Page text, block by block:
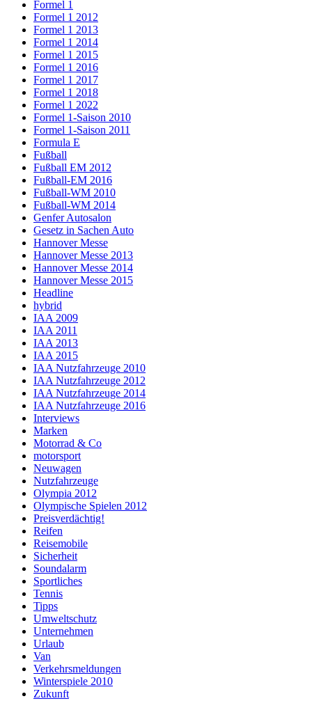
Formel 1
Formel 1 2012
Formel 1 2013
Formel 1 2014
Formel 1 2015
Formel 1 2016
Formel 1 2017
Formel 1 2018
Formel 1 2022
Formel 1-Saison 2010
Formel 1-Saison 2011
Formula E
Fußball
Fußball EM 2012
Fußball-EM 2016
Fußball-WM 2010
Fußball-WM 2014
Genfer Autosalon
Gesetz in Sachen Auto
Hannover Messe
Hannover Messe 2013
Hannover Messe 2014
Hannover Messe 2015
Headline
hybrid
IAA 2009
IAA 2011
IAA 2013
IAA 2015
IAA Nutzfahrzeuge 2010
IAA Nutzfahrzeuge 2012
IAA Nutzfahrzeuge 2014
IAA Nutzfahrzeuge 2016
Interviews
Marken
Motorrad & Co
motorsport
Neuwagen
Nutzfahrzeuge
Olympia 2012
Olympische Spielen 2012
Preisverdächtig!
Reifen
Reisemobile
Sicherheit
Soundalarm
Sportliches
Tennis
Tipps
Umweltschutz
Unternehmen
Urlaub
Van
Verkehrsmeldungen
Winterspiele 2010
Zukunft